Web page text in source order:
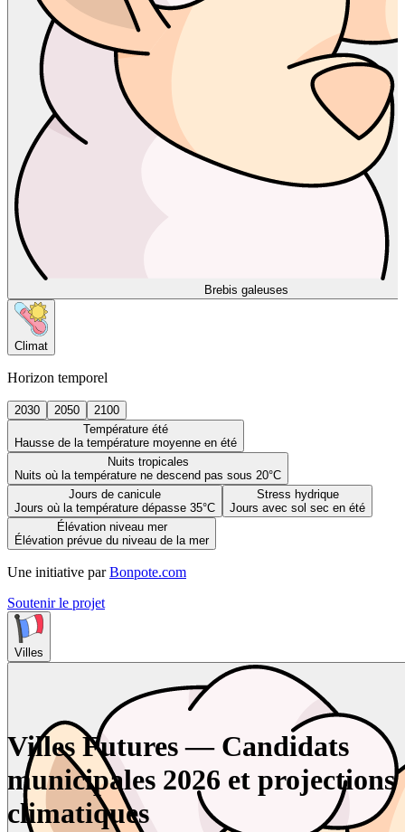
Brebis galeuses
Climat
Horizon temporel
2030 2050
2100
Température été
Hausse de la température moyenne en été
Nuits tropicales
Nuits où la température ne descend pas sous 20°C
Jours de canicule
Jours où la température dépasse 35°C
Stress hydrique
Jours avec sol sec en été
Élévation niveau mer
Élévation prévue du niveau de la mer
Une initiative par Bonpote.com
Soutenir le projet
Villes
Villes Futures — Candidats
municipales 2026 et projections
climatiques